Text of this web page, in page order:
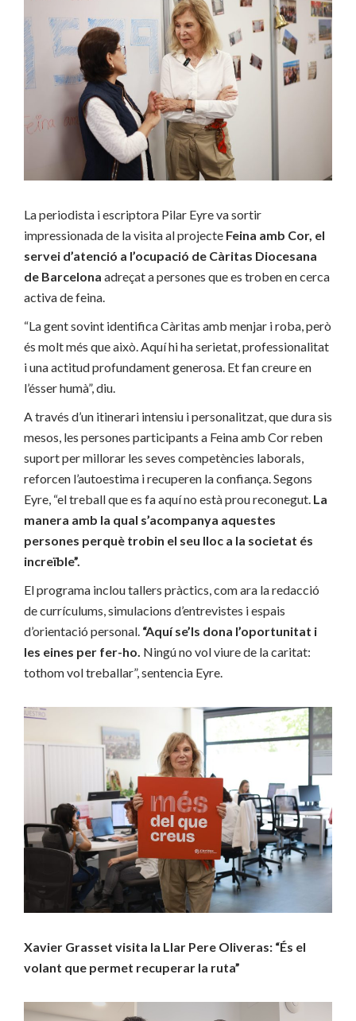
La periodista i escriptora Pilar Eyre va sortir
impressionada de la visita al projecte Feina amb Cor, el
servei d’atenció a l’ocupació de Càritas Diocesana
de Barcelona adreçat a persones que es troben en cerca
activa de feina.
“La gent sovint identifica Càritas amb menjar i roba, però
és molt més que això. Aquí hi ha serietat, professionalitat
i una actitud profundament generosa. Et fan creure en
l’ésser humà”, diu.
A través d’un itinerari intensiu i personalitzat, que dura sis
mesos, les persones participants a Feina amb Cor reben
suport per millorar les seves competències laborals,
reforcen l’autoestima i recuperen la confiança. Segons
Eyre, “el treball que es fa aquí no està prou reconegut. La
manera amb la qual s’acompanya aquestes
persones perquè trobin el seu lloc a la societat és
increïble”.
El programa inclou tallers pràctics, com ara la redacció
de currículums, simulacions d’entrevistes i espais
d’orientació personal. “Aquí se’ls dona l’oportunitat i
les eines per fer-ho. Ningú no vol viure de la caritat:
tothom vol treballar”, sentencia Eyre.
Xavier Grasset visita la Llar Pere Oliveras: “És el
volant que permet recuperar la ruta”